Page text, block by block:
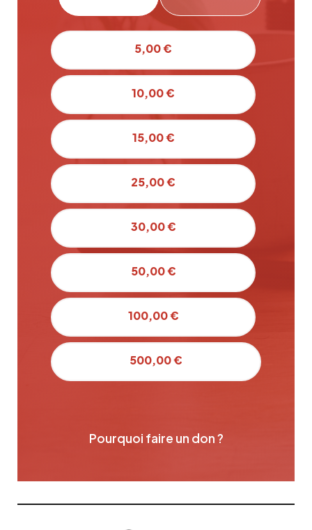
5,00 €
10,00 €
15,00 €
25,00 €
30,00 €
50,00 €
100,00 €
500,00 €
Pourquoi faire un don ?